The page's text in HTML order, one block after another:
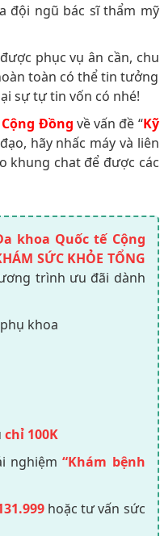
đội ngũ bác sĩ thẩm mỹ
phục vụ ân cần, chu
toàn có thể tin tưởng
sự tự tin vốn có nhé!
Đồng về vấn đề “Kỹ
hãy nhấc máy và liên
khung chat để được các
khoa Quốc tế Cộng
SỨC KHỎE TỔNG
trình ưu đãi dành
khoa
chỉ 100K
nghiệm“Khám bệnh
hoặc tư vấn sức